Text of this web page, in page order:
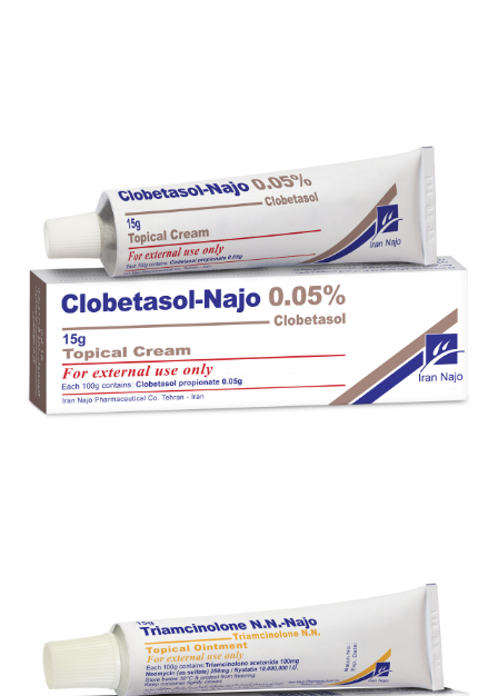
پماد موضعی کلوبتازول- ناژو 0.05 %
بزرگنمایی توضیحات بیشتر
کرم موضعی کلوبتازول- ناژو 0.05 %